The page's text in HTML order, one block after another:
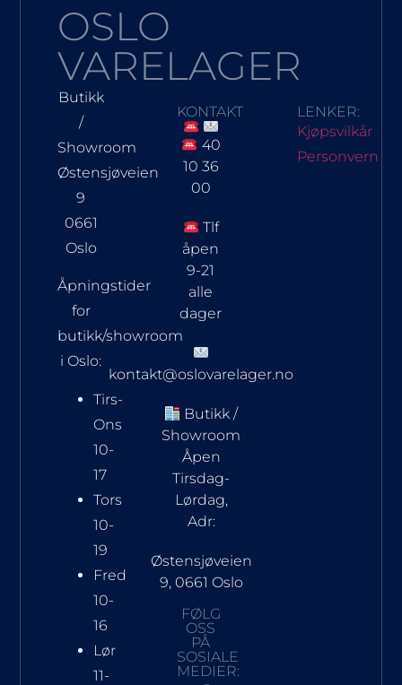
OSLO
VARELAGER
Butikk
/
Showroom
Østensjøveien
9
0661
Oslo
Åpningstider
for
butikk/showroom
i Oslo:
Tirs-
Ons
10-
17
Tors
10-
19
Fred
10-
16
Lør
11-
KONTAKT
40
10 36
00
Tlf
åpen
9-21
alle
dager
kontakt@oslovarelager.no
Butikk /
Showroom
Åpen
Tirsdag-
Lørdag,
Adr:
Østensjøveien
9, 0661 Oslo
FØLG
OSS
PÅ
SOSIALE
MEDIER:
LENKER:
Kjøpsvilkår
Personvern